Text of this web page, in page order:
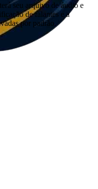
seu arquivo de áudio e
de falantes e a
por padrão.